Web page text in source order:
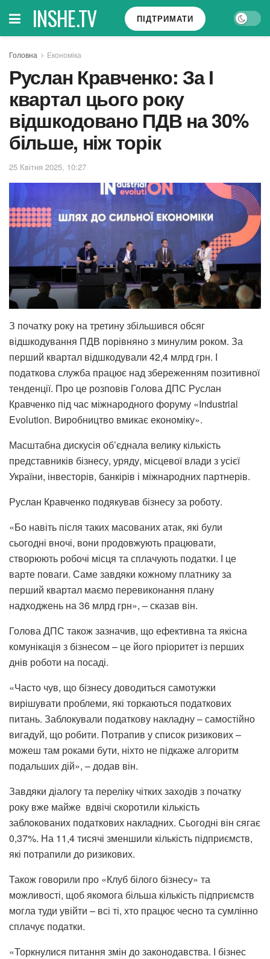
INSHE.TV ПІДТРИМАТИ
Головна Економіка
Руслан Кравченко: За І
квартал цього року
відшкодовано ПДВ на 30%
більше, ніж торік
25 Квітня 2025, 10:27
З початку року на третину збільшився обсяг
відшкодування ПДВ порівняно з минулим роком. За
перший квартал відшкодували 42,4 млрд грн. І
податкова служба працює над збереженням позитивної
тенденції. Про це розповів Голова ДПС Руслан
Кравченко під час міжнародного форуму «Industrial
Evolution. Виробництво вмикає економіку».
Масштабна дискусія об’єднала велику кількість
представників бізнесу, уряду, місцевої влади з усієї
України, інвесторів, банкірів і міжнародних партнерів.
Руслан Кравченко подякував бізнесу за роботу.
«Бо навіть після таких масованих атак, які були
сьогодні вночі, вони продовжують працювати,
створюють робочі місця та сплачують податки. І це
варте поваги. Саме завдяки кожному платнику за
перший квартал маємо перевиконання плану
надходжень на 36 млрд грн», – сказав він.
Голова ДПС також зазначив, що ефективна та якісна
комунікація з бізнесом – це його пріоритет із перших
днів роботи на посаді.
«Часто чув, що бізнесу доводиться самотужки
вирішувати проблеми, які торкаються податкових
питань. Заблокували податкову накладну – самостійно
вигадуй, що робити. Потрапив у список ризикових –
можеш там роками бути, ніхто не підкаже алгоритм
подальших дій», – додав він.
Завдяки діалогу та переліку чітких заходів з початку
року вже майже вдвічі скоротили кількість
заблокованих податкових накладних. Сьогодні він сягає
0,37%. На 11,4 тисячі зменшили кількість підприємств,
які потрапили до ризикових.
Також говорили про «Клуб білого бізнесу» та
можливості, щоб якомога більша кількість підприємств
могла туди увійти – всі ті, хто працює чесно та сумлінно
сплачує податки.
«Торкнулися питання змін до законодавства. І бізнес